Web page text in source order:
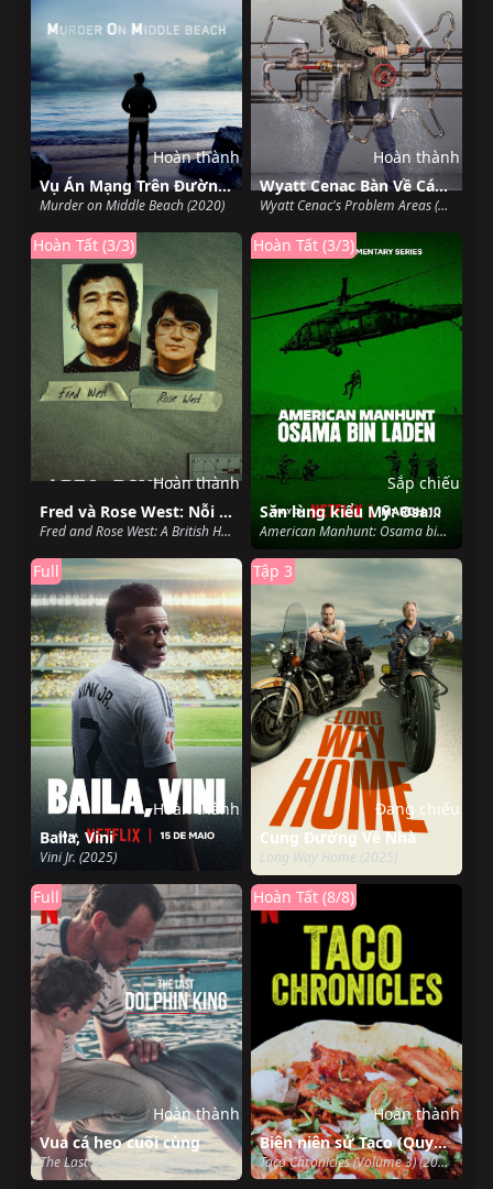
Vụ Án Mạng Trên Đường Middle Beach
Murder on Middle Beach (2020)
Hoàn thành
Wyatt Cenac Bàn Về Các Khu Vực Có Vấn Đề (Phần 2)
Wyatt Cenac's Problem Areas (Season 2) (2019)
Hoàn thành
Fred và Rose West: Nỗi kinh hoàng nước Anh
Fred and Rose West: A British Horror Story (2025)
Hoàn Tất (3/3)
Hoàn thành
Săn lùng kiểu Mỹ: Osama Bin Laden
American Manhunt: Osama bin Laden (2025)
Hoàn Tất (3/3)
Sắp chiếu
Baila, Vini
Vini Jr. (2025)
Full
Hoàn thành
Cung Đường Về Nhà
Long Way Home (2025)
Tập 3
Đang chiếu
Vua cá heo cuối cùng
The Last Dolphin King (2022)
Full
Hoàn thành
Biên niên sử Taco (Quyển 3)
Taco Chronicles (Volume 3) (2022)
Hoàn Tất (8/8)
Hoàn thành